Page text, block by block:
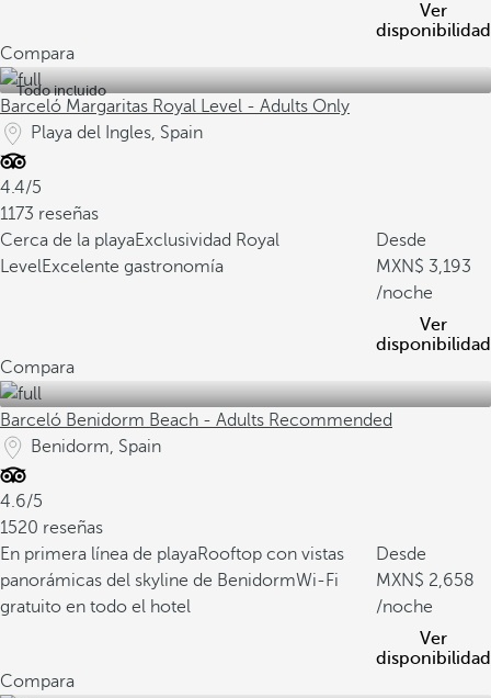
Ver
disponibilidad
Compara
Todo incluido
Barceló Margaritas Royal Level - Adults Only
Playa del Ingles, Spain
4.4/5
1173 reseñas
Cerca de la playaExclusividad Royal
LevelExcelente gastronomía
Desde
3,193
/noche
Ver
disponibilidad
Compara
Barceló Benidorm Beach - Adults Recommended
Benidorm, Spain
4.6/5
1520 reseñas
En primera línea de playaRooftop con vistas
panorámicas del skyline de BenidormWi-Fi
gratuito en todo el hotel
Desde
2,658
/noche
Ver
disponibilidad
Compara